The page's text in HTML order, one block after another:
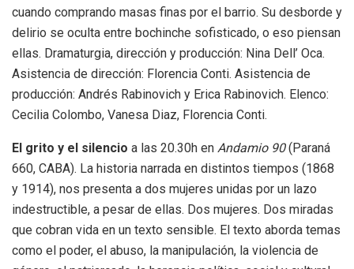
cuando comprando masas finas por el barrio. Su desborde y
delirio se oculta entre bochinche sofisticado, o eso piensan
ellas. Dramaturgia, dirección y producción: Nina Dell’ Oca.
Asistencia de dirección: Florencia Conti. Asistencia de
producción: Andrés Rabinovich y Erica Rabinovich. Elenco:
Cecilia Colombo, Vanesa Diaz, Florencia Conti.
El grito y el silencio a las 20.30h en Andamio 90(Paraná
660, CABA). La historia narrada en distintos tiempos (1868
y 1914), nos presenta a dos mujeres unidas por un lazo
indestructible, a pesar de ellas. Dos mujeres. Dos miradas
que cobran vida en un texto sensible. El texto aborda temas
como el poder, el abuso, la manipulación, la violencia de